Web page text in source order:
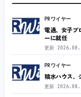
PRワイヤー
電通、女子プ
ーに就任
更新
PRワイヤー
積水ハウス、
更新